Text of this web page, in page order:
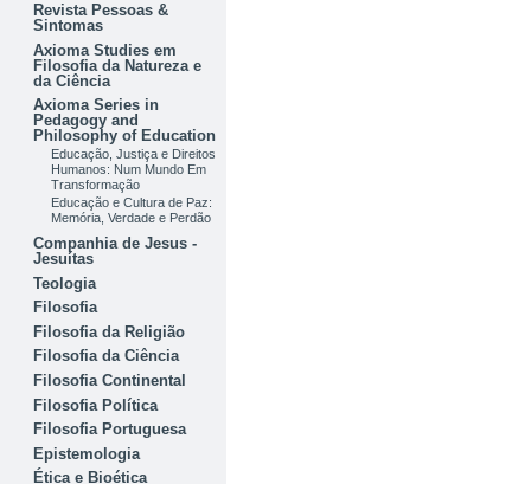
Revista Pessoas &
Sintomas
Axioma Studies em
Filosofia da Natureza e
da Ciência
Axioma Series in
Pedagogy and
Philosophy of Education
Educação, Justiça e Direitos
Humanos: Num Mundo Em
Transformação
Educação e Cultura de Paz:
Memória, Verdade e Perdão
Companhia de Jesus -
Jesuítas
Teologia
Filosofia
Filosofia da Religião
Filosofia da Ciência
Filosofia Continental
Filosofia Política
Filosofia Portuguesa
Epistemologia
Ética e Bioética